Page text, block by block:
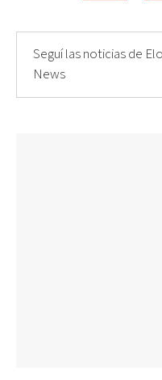
Seguí las noticias de
News